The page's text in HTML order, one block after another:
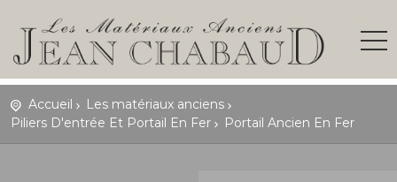
Accueil
Les matériaux anciens
Piliers D'entrée Et Portail En Fer
Portail Ancien En Fer